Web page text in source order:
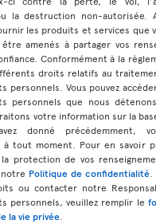
la destruction non-autorisée.
les produits et services que
être amenés à partager vos
Conformément à la
droits relatifs au
personnels. Vous pouvez
personnels que nous
votre information sur la
donné précédemment,
à tout moment. Pour en savoir
protection de vos
Politique de confidentialité.
ou contacter notre
personnels, veuillez remplir le
la vie privée.